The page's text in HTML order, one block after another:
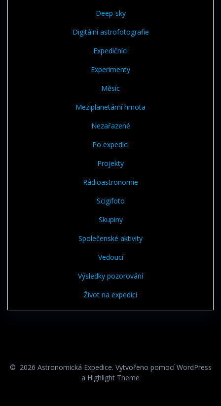
Deep-sky
Digitální astrofotografie
Expedičníci
Experimenty
Měsíc
Meziplanetární hmota
Nezařazené
Po expedici
Projekty
Rádioastronomie
Scigifoto
Skupiny
Společenské aktivity
Vedoucí
Výsledky pozorování
Život na expedici
© 2026 Astronomická Expedice. Vytvořeno pomocí WordPress
a Highlight Theme